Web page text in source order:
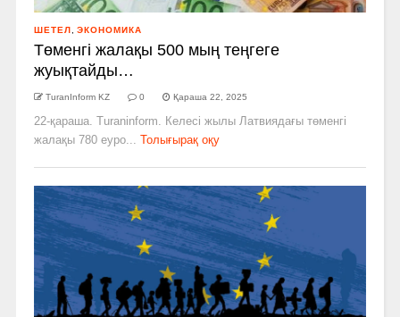
ШЕТЕЛ ЭКОНОМИКА
Төменгі жалақы 500 мың теңгеге
жуықтайды…
TuranInform KZ 0 Қараша 22, 2025
22-қараша. Turaninform. Келесі жылы Латвиядағы төменгі
жалақы 780 еуро...
Толығырақ оқу